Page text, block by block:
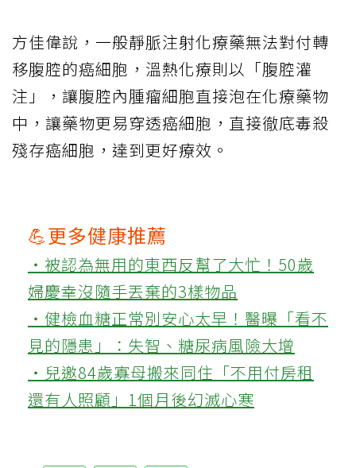
方佳偉說，一般靜脈注射化療藥無法對付轉
移腹腔的癌細胞，溫熱化療則以「腹腔灌
注」，讓腹腔內腫瘤細胞直接泡在化療藥物
中，讓藥物更易穿透癌細胞，直接徹底毒殺
殘存癌細胞，達到更好療效。
💪更多健康推薦
‧被認為無用的東西反幫了大忙！50歲
婦慶幸沒隨手丟棄的3樣物品
‧健檢血糖正常別安心太早！醫曝「看不
見的隱患」：失智、糖尿病風險大增
‧兒邀84歲寡母搬來同住「不用付房租
還有人照顧」1個月後幻滅心寒